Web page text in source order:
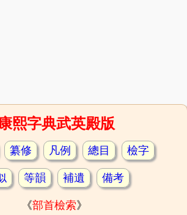
熙字典武英殿版
纂修 凡例 總目 檢字
等韻 補遺 備考
《部首檢索》